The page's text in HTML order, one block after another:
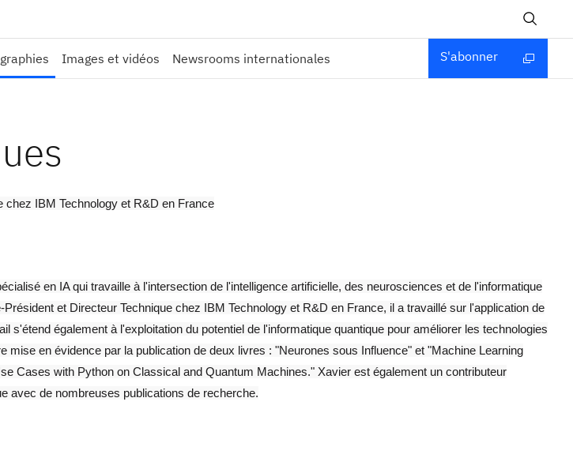
Images et vidéos Newsrooms internationales S'abonner
chez IBM Technology et R&D en France
en IA qui travaille à l'intersection de l'intelligence artificielle, des neurosciences et de l'informatique
et Directeur Technique chez IBM Technology et R&D en France, il a travaillé sur l'application de
s'étend également à l'exploitation du potentiel de l'informatique quantique pour améliorer les technologies
mise en évidence par la publication de deux livres : "Neurones sous Influence" et "Machine Learning
Cases with Python on Classical and Quantum Machines." Xavier est également un contributeur
avec de nombreuses publications de recherche.